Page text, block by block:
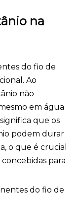
na
do fio de
Ao
não
em água
que os
podem durar
o que é crucial
para
do fio de